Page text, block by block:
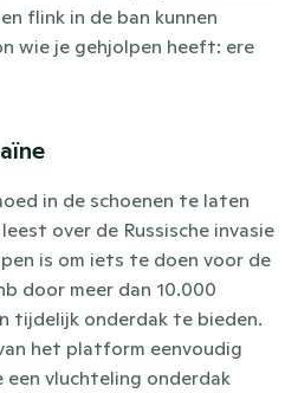
flink in de ban kunnen
wie je gehjolpen heeft: ere
in de schoenen te laten
over de Russische invasie
is om iets te doen voor de
door meer dan 10.000
tijdelijk onderdak te bieden.
het platform eenvoudig
een vluchteling onderdak